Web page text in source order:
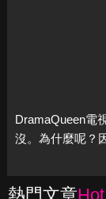
DramaQueen電
沒。為什麼呢？
熱門文章